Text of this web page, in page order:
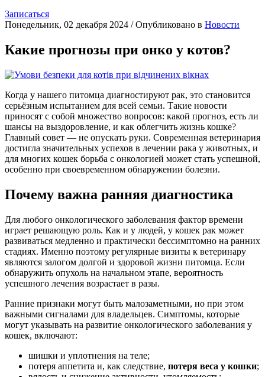
Записаться
Понедельник, 02 декабря 2024 /Опубликовано в Новости
Какие прогнозы при онко у котов?
Когда у нашего питомца диагностируют рак, это становится
серьёзным испытанием для всей семьи. Такие новости
приносят с собой множество вопросов: какой прогноз, есть ли
шансы на выздоровление, и как облегчить жизнь кошке?
Главный совет — не опускать руки. Современная ветеринария
достигла значительных успехов в лечении рака у животных, и
для многих кошек борьба с онкологией может стать успешной,
особенно при своевременном обнаружении болезни.
Почему важна ранняя диагностика
Для любого онкологического заболевания фактор времени
играет решающую роль. Как и у людей, у кошек рак может
развиваться медленно и практически бессимптомно на ранних
стадиях. Именно поэтому регулярные визиты к ветеринару
являются залогом долгой и здоровой жизни питомца. Если
обнаружить опухоль на начальном этапе, вероятность
успешного лечения возрастает в разы.
Ранние признаки могут быть малозаметными, но при этом
важными сигналами для владельцев. Симптомы, которые
могут указывать на развитие онкологического заболевания у
кошек, включают:
шишки и уплотнения на теле;
потеря аппетита и, как следствие, потеря веса у кошки;